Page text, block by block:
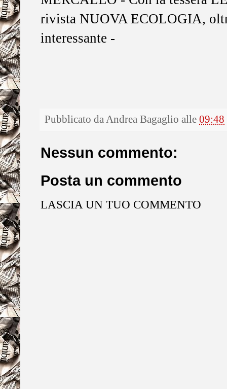
rivista NUOVA ECOLOGIA,
interessante -
Pubblicato daAndrea Bagaglio alle 09:48
Nessun commento:
Posta un commento
LASCIA UN TUO COMMENTO